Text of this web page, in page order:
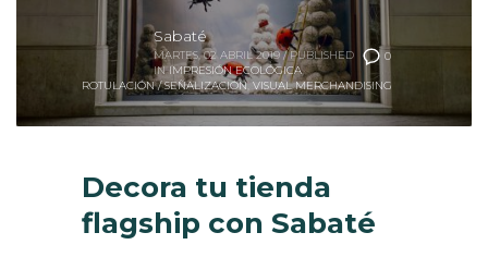
0
Sabaté
MARTES, 02 ABRIL 2019 / PUBLISHED
IN IMPRESIÓN ECOLÓGICA,
ROTULACIÓN / SEÑALIZACIÓN, VISUAL MERCHANDISING
Decora tu tienda
flagship con Sabaté